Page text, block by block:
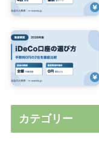
カテゴリー